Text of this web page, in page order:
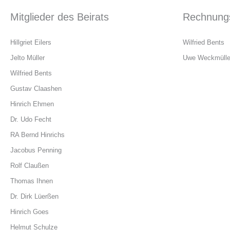
Mitglieder des Beirats
Hillgriet Eilers
Jelto Müller
Wilfried Bents
Gustav Claashen
Hinrich Ehmen
Dr. Udo Fecht
RA Bernd Hinrichs
Jacobus Penning
Rolf Claußen
Thomas Ihnen
Dr. Dirk Lüerßen
Hinrich Goes
Helmut Schulze
Wilfried Bents
Uwe